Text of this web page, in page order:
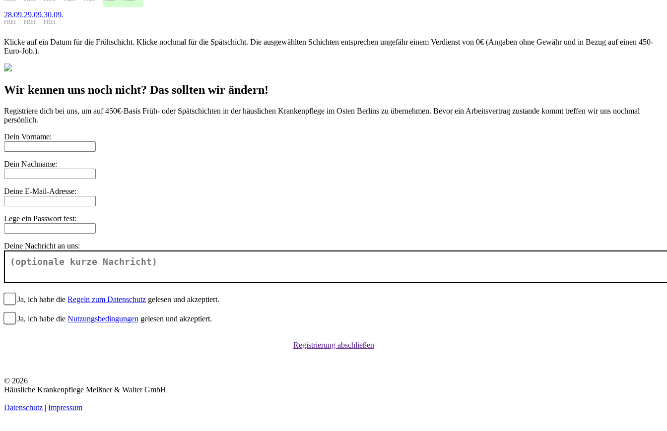
28.09.
FREI
29.09.
FREI
30.09.
FREI
Klicke auf ein Datum für die Frühschicht. Klicke nochmal für die Spätschicht. Die ausgewählten Schichten entsprechen ungefähr einem Verdienst von 0€ (Angaben ohne Gewähr und in Bezug auf einen 450-
Euro-Job.).
Wir kennen uns noch nicht? Das sollten wir ändern!
Registriere dich bei uns, um auf 450€-Basis Früh- oder Spätschichten in der häuslichen Krankenpflege im Osten Berlins zu übernehmen. Bevor ein Arbeitsvertrag zustande kommt treffen wir uns nochmal
persönlich.
Dein Vorname:
Dein Nachname:
Deine E-Mail-Adresse:
Lege ein Passwort fest:
Deine Nachricht an uns:
Ja, ich habe die Regeln zum Datenschutz gelesen und akzeptiert.
Ja, ich habe die Nutzungsbedingungen gelesen und akzeptiert.
Registrierung abschließen
© 2026
Häusliche Krankenpflege Meißner & Walter GmbH
Datenschutz | Impressum